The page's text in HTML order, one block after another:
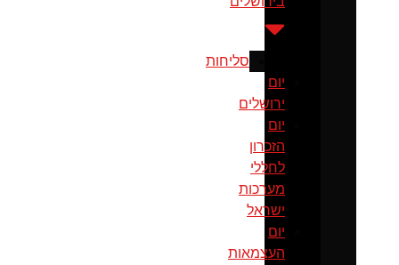
סליחות
יום
ירושלים
יום
הזכרון
לחללי
מערכות
ישראל
יום
העצמאות